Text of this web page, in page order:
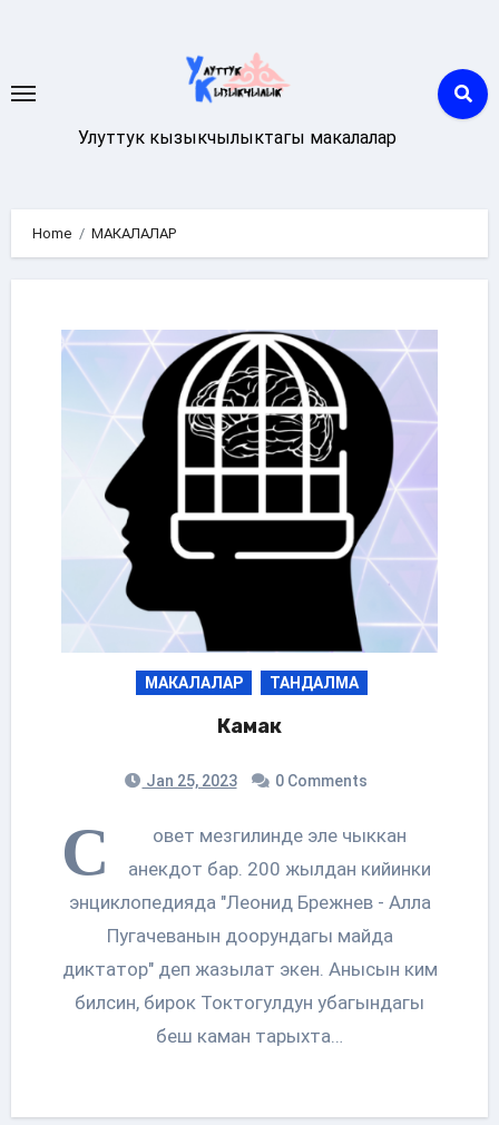
Улуттук кызыкчылыктагы макалалар
Home МАКАЛАЛАР
МАКАЛАЛАР ТАНДАЛМА
Камак
Jan 25, 2023 0 Comments
С
овет мезгилинде эле чыккан
анекдот бар. 200 жылдан кийинки
энциклопедияда "Леонид Брежнев - Алла
Пугачеванын доорундагы майда
диктатор" деп жазылат экен. Анысын ким
билсин, бирок Токтогулдун убагындагы
беш каман тарыхта…